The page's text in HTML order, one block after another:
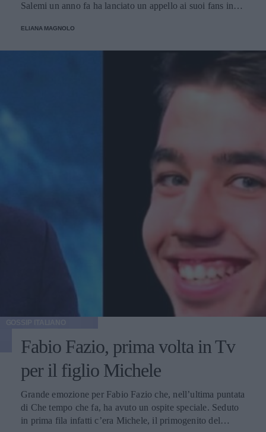
Salemi un anno fa ha lanciato un appello ai suoi fans in
considerevole utilizzata per l'acquisto di macchinari
ELIANA MAGNOLO
Fabio Fazio, prima volta in Tv
per il figlio Michele
Grande emozione per Fabio Fazio che, nell’ultima puntata
di Che tempo che fa, ha avuto un ospite speciale. Seduto
in prima fila infatti c’era Michele, il primogenito del